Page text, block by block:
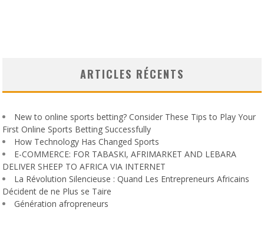
ARTICLES RÉCENTS
New to online sports betting? Consider These Tips to Play Your
First Online Sports Betting Successfully
How Technology Has Changed Sports
E-COMMERCE: FOR TABASKI, AFRIMARKET AND LEBARA
DELIVER SHEEP TO AFRICA VIA INTERNET
La Révolution Silencieuse : Quand Les Entrepreneurs Africains
Décident de ne Plus se Taire
Génération afropreneurs